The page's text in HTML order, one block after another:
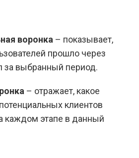
воронка – показывает,
прошло через
за выбранный период.
– отражает, какое
клиентов
каждом этапе в данный